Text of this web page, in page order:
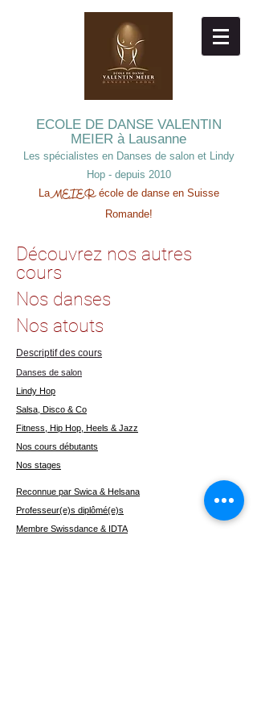
ECOLE DE DANSE VALENTIN
MEIER à Lausanne
Les spécialistes en Danses de salon et Lindy
Hop - depuis 2010
LaMEIERécole de danse en Suisse
Romande!
Découvrez nos autres
cours
Nos danses
Nos atouts
Descriptif des cours
Danses de salon
Lindy Hop
Salsa, Disco & Co
Fitness, Hip Hop, Heels & Jazz
Nos cours débutants
Nos stages
Reconnue par Swica & Helsana
Professeur(e)s diplômé(e)s
Membre Swissdance & IDTA